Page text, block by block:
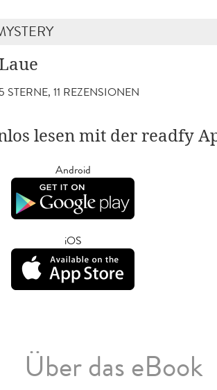
5 STERNE, 11 REZENSIONEN
lesen mit der readfy
Android
iOS
Über das eBook